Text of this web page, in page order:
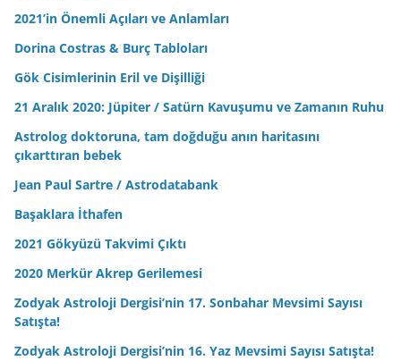
2021’in Önemli Açıları ve Anlamları
Dorina Costras & Burç Tabloları
Gök Cisimlerinin Eril ve Dişilliği
21 Aralık 2020: Jüpiter / Satürn Kavuşumu ve Zamanın Ruhu
Astrolog doktoruna, tam doğduğu anın haritasını
çıkarttıran bebek
Jean Paul Sartre / Astrodatabank
Başaklara İthafen
2021 Gökyüzü Takvimi Çıktı
2020 Merkür Akrep Gerilemesi
Zodyak Astroloji Dergisi’nin 17. Sonbahar Mevsimi Sayısı
Satışta!
Zodyak Astroloji Dergisi’nin 16. Yaz Mevsimi Sayısı Satışta!